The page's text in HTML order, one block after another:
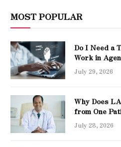
MOST POPULAR
Do I Need a
Work in
July 29, 2026
Why Does
from One
July 28, 2026